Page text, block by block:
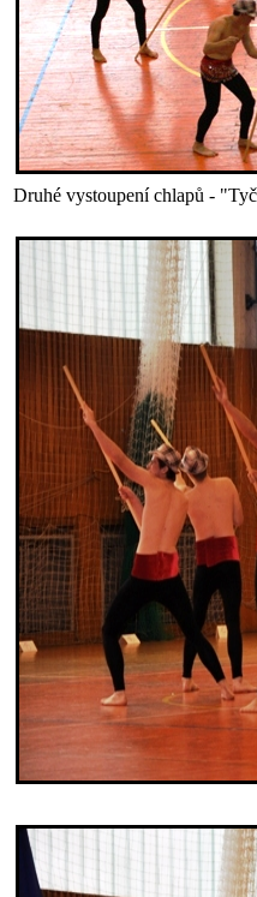
Druhé vystoupení chlapů -